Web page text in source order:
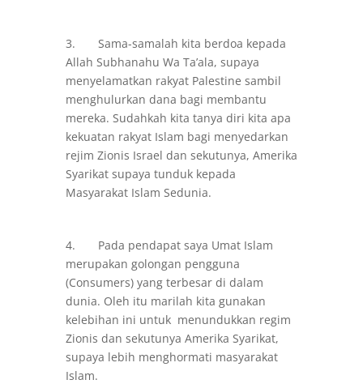
3. Sama-samalah kita berdoa kepada
Allah Subhanahu Wa Ta’ala, supaya
menyelamatkan rakyat Palestine sambil
menghulurkan dana bagi membantu
mereka. Sudahkah kita tanya diri kita apa
kekuatan rakyat Islam bagi menyedarkan
rejim Zionis Israel dan sekutunya, Amerika
Syarikat supaya tunduk kepada
Masyarakat Islam Sedunia.
4. Pada pendapat saya Umat Islam
merupakan golongan pengguna
(Consumers) yang terbesar di dalam
dunia. Oleh itu marilah kita gunakan
kelebihan ini untuk menundukkan regim
Zionis dan sekutunya Amerika Syarikat,
supaya lebih menghormati masyarakat
Islam.